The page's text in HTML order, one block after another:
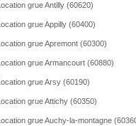
grue Antilly (60620)
grue Appilly (60400)
grue Apremont (60300)
grue Armancourt (60880)
grue Arsy (60190)
grue Attichy (60350)
grue Auchy-la-montagne